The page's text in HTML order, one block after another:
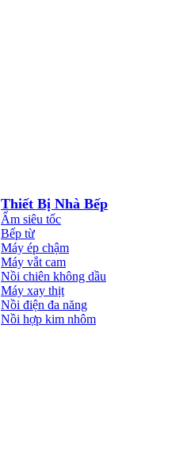
Thiết Bị Nhà Bếp
Ấm siêu tốc
Bếp từ
Máy ép chậm
Máy vắt cam
Nồi chiên không dầu
Máy xay thịt
Nồi điện đa năng
Nồi hợp kim nhôm